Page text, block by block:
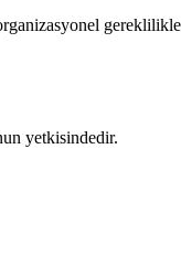
yetkisindedir.